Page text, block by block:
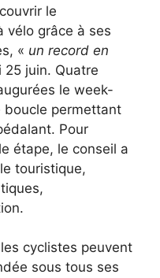
le
vélo grâce à ses
« un record en
juin. Quatre
le week-
boucle permettant
Pour
étape, le conseil a
touristique,
cyclistes peuvent
sous tous ses